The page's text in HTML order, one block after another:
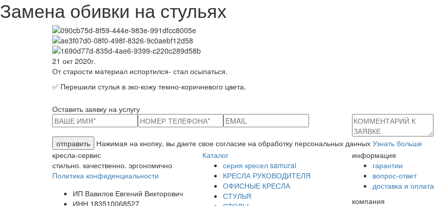
Замена обивки на стульях
21 окт 2020г.
От старости материал испортился- стал осыпаться.
✅ Перешили стулья в эко-кожу темно-коричневого цвета.
Оставить заявку на услугу
отправить Нажимая на кнопку, вы даете свое согласие на обработку персональных данных Узнать больше
кресла-сервис
стильно. качественно. эргономично
Политика конфиденциальности
ИП Вавилов Евгений Викторович
ИНН 183510068527
Каталог
серия кресел samurai
КРЕСЛА РУКОВОДИТЕЛЯ
ОФИСНЫЕ КРЕСЛА
СТУЛЬЯ
информация
гарантии
вопрос-ответ
доставка и оплата
компания